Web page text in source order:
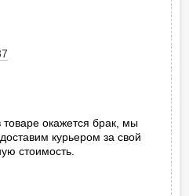
окажется брак, мы
курьером за свой
стоимость.